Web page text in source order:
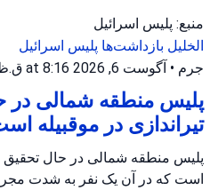
منبع: پلیس اسرائیل
الخلیل بازداشت‌ها پلیس اسرائیل
جرم • آگوست 6, 2026 at 8:16 ق.ظ
پلیس منطقه شمالی در
تیراندازی در موقبیله
پلیس منطقه شمالی در حال تحقیق
است که در آن یک نفر به شدت